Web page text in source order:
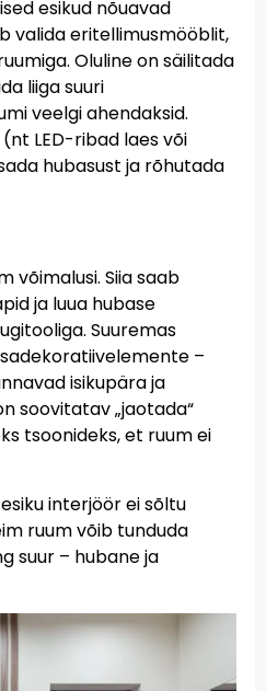
esikud nõuavad
valida eritellimusmööblit,
Oluline on säilitada
liiga suuri
veelgi ahendaksid.
LED-ribad laes või
hubasust ja rõhutada
võimalusi. Siia saab
ja luua hubase
Suuremas
–
isikupära ja
soovitatav „jaotada“
tsoonideks, et ruum ei
interjöör ei sõltu
ruum võib tunduda
suur – hubane ja